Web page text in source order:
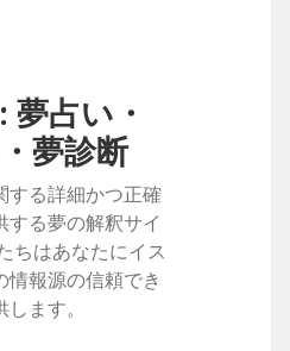
夢占い・
夢診断
する詳細かつ正確
する夢の解釈サイ
ちはあなたにイス
情報源の信頼でき
ます。